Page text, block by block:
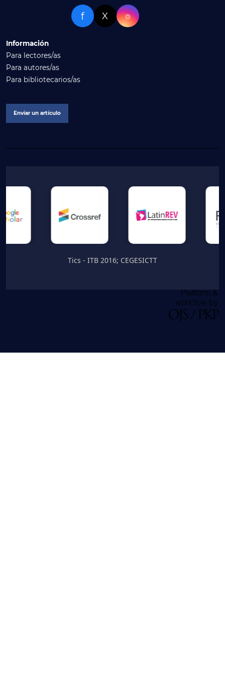
f X ⌾
Información
Para lectores/as
Para autores/as
Para bibliotecarios/as
Enviar un artículo
Tics - ITB 2016; CEGESICTT